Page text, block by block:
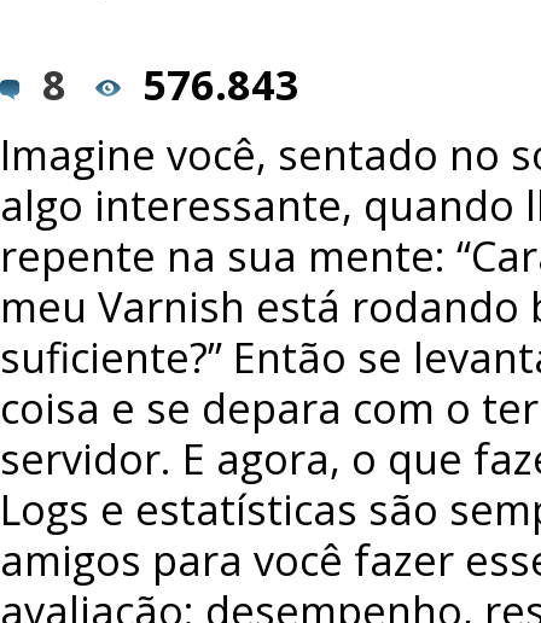
8
576.843
Imagine você, sentado no
algo interessante, quando
repente na sua mente:
meu Varnish está rodando
suficiente?” Então se
coisa e se depara com o
servidor. E agora, o que
Logs e estatísticas são
amigos para você fazer
avaliação: desempenho,